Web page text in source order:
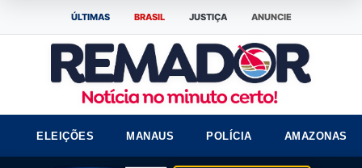
ÚLTIMAS BRASIL JUSTIÇA ANUNCIE
ELEIÇÕES MANAUS POLÍCIA AMAZONAS